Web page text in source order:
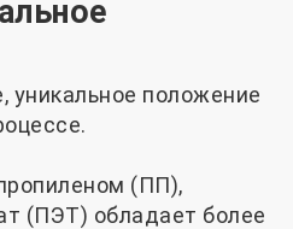
уникальное положение
(ПП),
(ПЭТ) обладает более